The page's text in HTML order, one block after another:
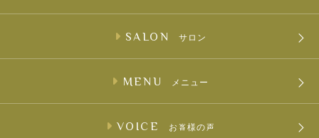
SALON サロン
MENU メニュー
VOICE お客様の声